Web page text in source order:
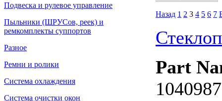
Подвеска и рулевое управление
Пыльники (ШРУСов, реек) и
ремкомплекты суппортов
Разное
Ремни и ролики
Система охлаждения
Система очистки окон
Назад 1 2 3 4 5 6 7
Part